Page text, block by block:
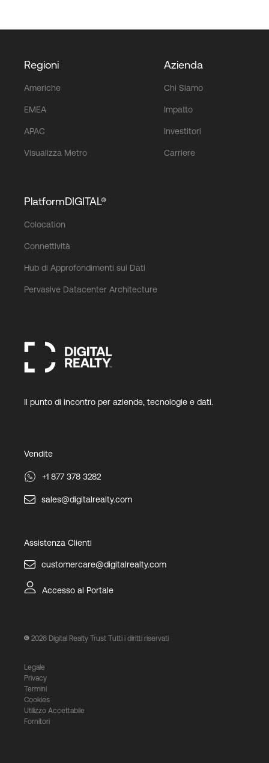
Regioni
Americhe
EMEA
APAC
Visualizza Metro
Azienda
Chi Siamo
Impatto
Investitori
Carriere
PlatformDIGITAL®
Colocation
Connettività
Hub di Approfondimenti sui Dati
Pervasive Datacenter Architecture
Il punto di incontro per aziende, tecnologie e dati.
Vendite
+1 877 378 3282
sales@digitalrealty.com
Assistenza Clienti
customercare@digitalrealty.com
Accesso al Portale
2026 Digital Realty Trust Tutti i diritti riservati
Legale
Privacy
Termini
Cookies
Utilizzo Accettabile
Fornitori